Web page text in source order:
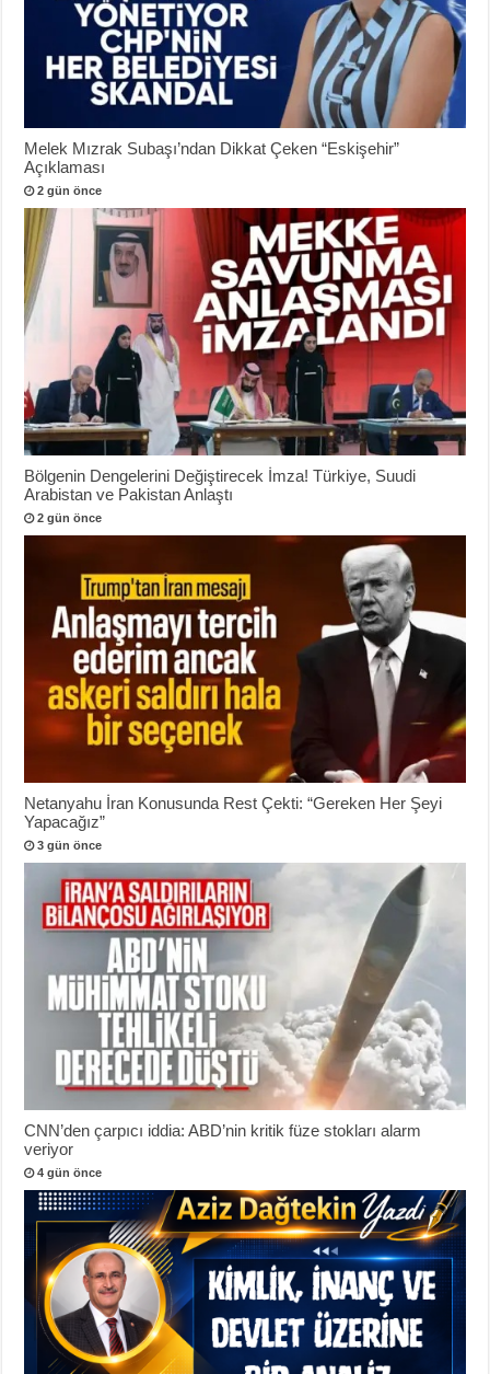
Melek Mızrak Subaşı’ndan Dikkat Çeken “Eskişehir”
Açıklaması
2 gün önce
Bölgenin Dengelerini Değiştirecek İmza! Türkiye, Suudi
Arabistan ve Pakistan Anlaştı
2 gün önce
Netanyahu İran Konusunda Rest Çekti: “Gereken Her Şeyi
Yapacağız”
3 gün önce
CNN’den çarpıcı iddia: ABD’nin kritik füze stokları alarm
veriyor
4 gün önce